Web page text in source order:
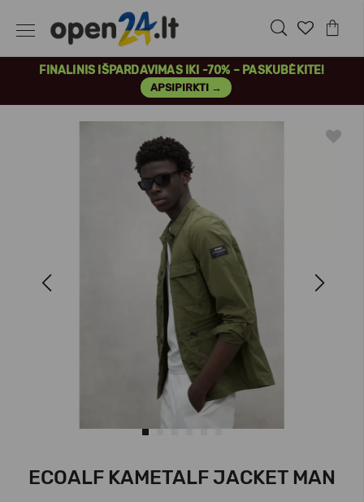
FINALINIS IŠPARDAVIMAS IKI -70% – PASKUBĖKITE!
APSIPIRKTI →
Next
ECOALF KAMETALF JACKET MAN